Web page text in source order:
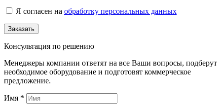
Я согласен на обработку персональных данных
Заказать
Консультация по решению
Менеджеры компании ответят на все Ваши вопросы, подберут
необходимое оборудование и подготовят коммерческое
предложение.
Имя *